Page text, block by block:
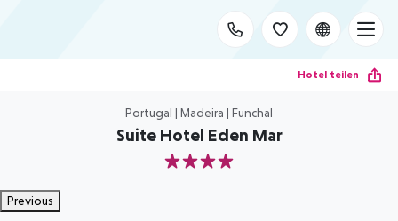
Hotel teilen
Portugal | Madeira | Funchal
Suite Hotel Eden Mar
4
Previous